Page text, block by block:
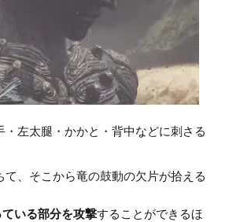
・左太腿・かかと・背中などに刺さる
て、そこから竜の鼓動の欠片が拾える
いる部分を攻撃することができるほ